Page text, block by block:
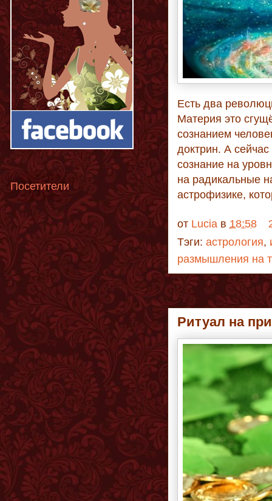
Есть два
Материя это
сознанием
доктрин. А
сознание на
на радикальные
астрофизике,
от Lucia в 18:58
Тэги: астрология,
размышления на
Ритуал на
Посетители